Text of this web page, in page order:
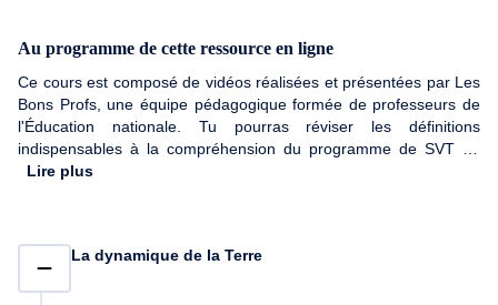
Au programme de cette ressource en ligne
Ce cours est composé de vidéos réalisées et présentées par Les
Bons Profs, une équipe pédagogique formée de professeurs de
l'Éducation nationale. Tu pourras réviser les définitions
indispensables à la compréhension du programme de SVT de
troisième. Tu reprendras le thème de la Terre avec les chapitres
thème qui compose l'enseignement de spécialité SVT est "Corps
Lire plus
La dynamique de la Terre